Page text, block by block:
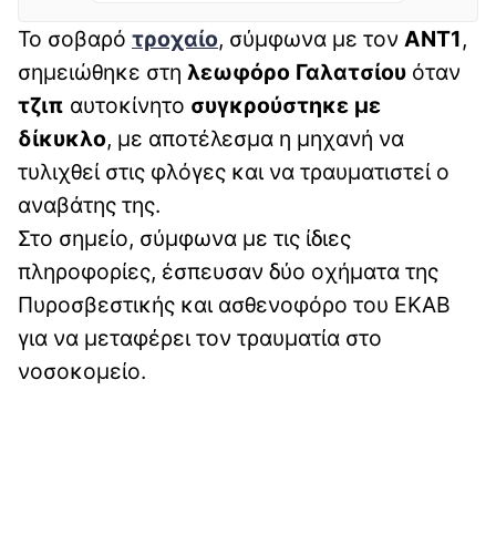
Το σοβαρό τροχαίο, σύμφωνα με τον ANT1,
σημειώθηκε στη λεωφόρο Γαλατσίου όταν
τζιπ αυτοκίνητο συγκρούστηκε με
δίκυκλο, με αποτέλεσμα η μηχανή να
τυλιχθεί στις φλόγες και να τραυματιστεί ο
αναβάτης της.
Στο σημείο, σύμφωνα με τις ίδιες
πληροφορίες, έσπευσαν δύο οχήματα της
Πυροσβεστικής και ασθενοφόρο του ΕΚΑΒ
για να μεταφέρει τον τραυματία στο
νοσοκομείο.